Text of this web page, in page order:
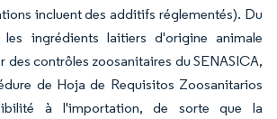
incluent des additifs réglementés). Du
ingrédients laitiers d'origine animale
des contrôles zoosanitaires du SENASICA,
de Hoja de Requisitos Zoosanitarios
à l'importation, de sorte que la